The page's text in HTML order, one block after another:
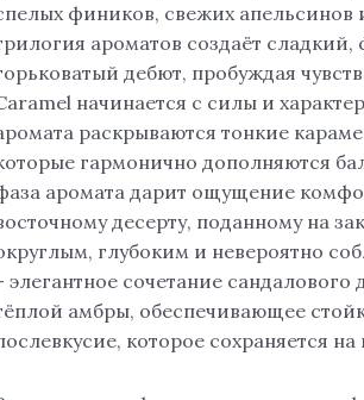
фиников, свежих апельсинов
ароматов создаёт сладкий,
дебют, пробуждая
начинается с силы и
раскрываются тонкие
гармонично дополняются
аромата дарит ощущение
десерту, поданному на
глубоким и невероятно
элегантное сочетание
амбры, обеспечивающее
которое сохраняется